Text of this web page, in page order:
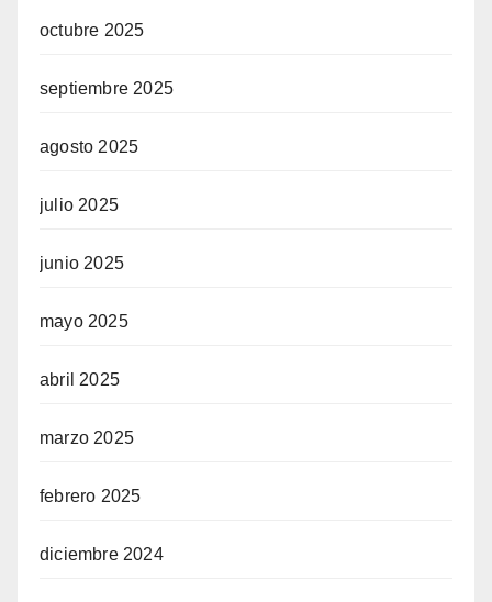
octubre 2025
septiembre 2025
agosto 2025
julio 2025
junio 2025
mayo 2025
abril 2025
marzo 2025
febrero 2025
diciembre 2024